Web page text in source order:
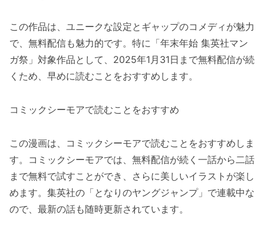
この作品は、ユニークな設定とギャップのコメディが魅力
で、無料配信も魅力的です。特に「年末年始 集英社マン
ガ祭」対象作品として、2025年1月31日まで無料配信が続
くため、早めに読むことをおすすめします。
コミックシーモアで読むことをおすすめ
この漫画は、コミックシーモアで読むことをおすすめしま
す。コミックシーモアでは、無料配信が続く一話から二話
まで無料で試すことができ、さらに美しいイラストが楽し
めます。集英社の「となりのヤングジャンプ」で連載中な
ので、最新の話も随時更新されています。